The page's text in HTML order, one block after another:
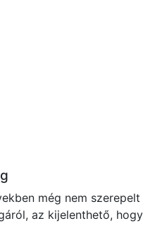
még nem
az kijelenthető,